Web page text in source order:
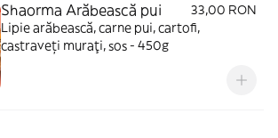
Shaorma Arăbească pui
33,00 RON
Lipie arăbească, carne pui, cartofi,
castraveți muraţi, sos - 450g